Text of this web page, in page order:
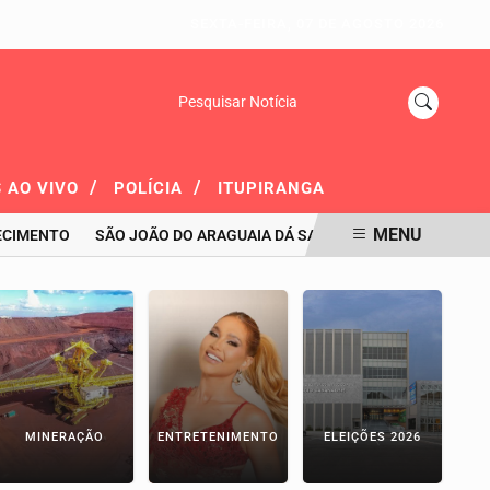
Pesquisar Notícia
AO VIVO / POLÍCIA / ITUPIRANGA
SÃO JOÃO DO ARAGUAIA DÁ SALTO NO IDEB E AVANÇA 39
MENU
MINERAÇÃO ENTRETENIMENTO ELEIÇÕES 2026